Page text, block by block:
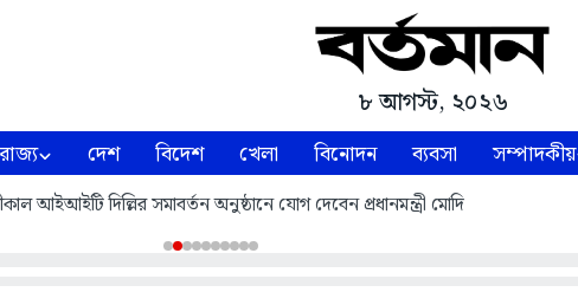
৮ আগস্ট, ২০২৬
রাজ্য দেশ বিদেশ খেলা বিনোদন ব্যবসা সম্পাদকীয়
আইআইটি দিল্লির সমাবর্তন অনুষ্ঠানে যোগ দেবেন প্রধানমন্ত্রী মোদি